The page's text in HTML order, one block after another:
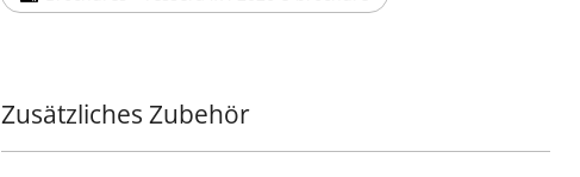
Zusätzliches Zubehör